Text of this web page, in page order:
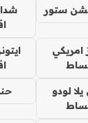
ستور
امريكي
لودو